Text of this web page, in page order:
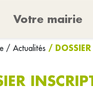
Votre mairie
/ Actualités /